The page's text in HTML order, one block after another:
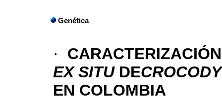
Genética
·
EX SITU DE
EN COLOMBIA